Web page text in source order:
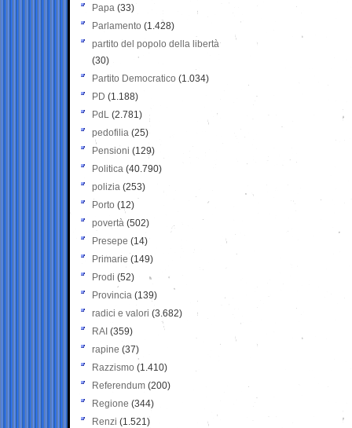
Papa (33)
Parlamento (1.428)
partito del popolo della libertà
(30)
Partito Democratico (1.034)
PD (1.188)
PdL (2.781)
pedofilia (25)
Pensioni (129)
Politica (40.790)
polizia (253)
Porto (12)
povertà (502)
Presepe (14)
Primarie (149)
Prodi (52)
Provincia (139)
radici e valori (3.682)
RAI (359)
rapine (37)
Razzismo (1.410)
Referendum (200)
Regione (344)
Renzi (1.521)